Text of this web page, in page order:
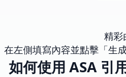
精彩
在左側填寫內容並點擊「生
如何使用 ASA 引